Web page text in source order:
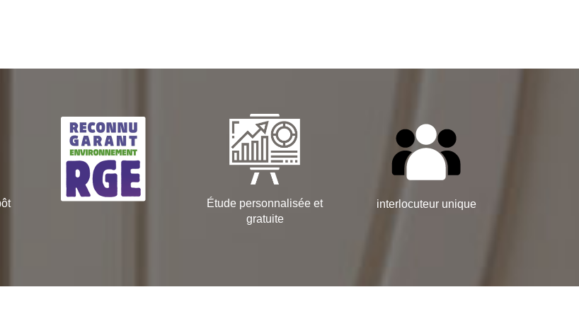
Étude personnalisée et
gratuite
interlocuteur unique